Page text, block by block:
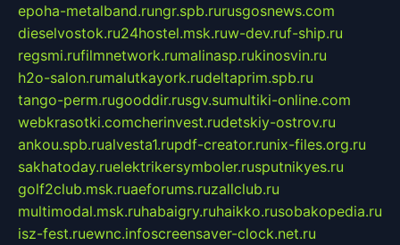
epoha-metalband.rungr.spb.rurusgosnews.com
dieselvostok.ru24hostel.msk.ruw-dev.ruf-ship.ru
regsmi.rufilmnetwork.rumalinasp.rukinosvin.ru
h2o-salon.rumalutkayork.rudeltaprim.spb.ru
tango-perm.rugooddir.rusgv.sumultiki-online.com
webkrasotki.comcherinvest.rudetskiy-ostrov.ru
ankou.spb.rualvesta1.rupdf-creator.runix-files.org.ru
sakhatoday.ruelektrikersymboler.rusputnikyes.ru
golf2club.msk.ruaeforums.ruzallclub.ru
multimodal.msk.ruhabaigry.ruhaikko.rusobakopedia.ru
isz-fest.ruewnc.infoscreensaver-clock.net.ru